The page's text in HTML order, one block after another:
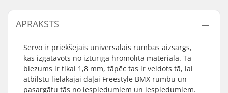
APRAKSTS
Servo ir priekšējais universālais rumbas aizsargs,
kas izgatavots no izturīga hromolīta materiāla. Tā
biezums ir tikai 1,8 mm, tāpēc tas ir veidots tā, lai
atbilstu lielākajai daļai Freestyle BMX rumbu un
pasargātu tās no iespiedumiem un iespiedumiem.